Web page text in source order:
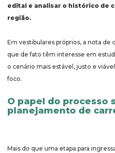
edital e analisar o histórico de
região.
Em vestibulares próprios, a nota de
que de fato têm interesse em
o cenário mais estável, justo e
foco.
O papel do processo
planejamento de
Mais do que uma etapa para